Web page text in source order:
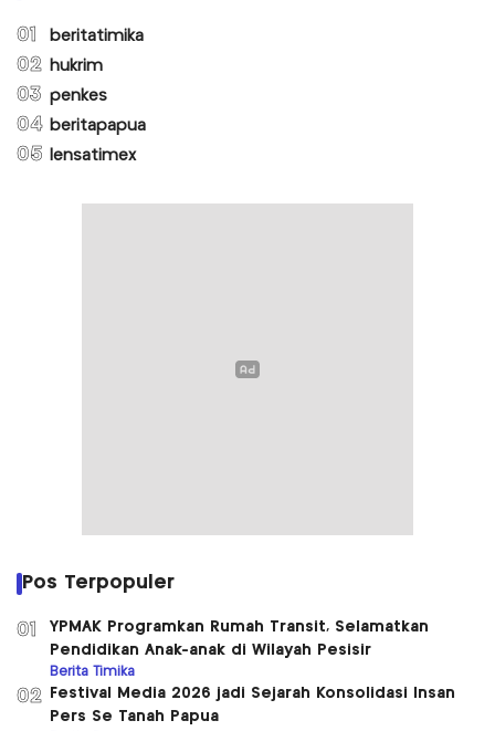
01 beritatimika
02 hukrim
03 penkes
04 beritapapua
05 lensatimex
Pos Terpopuler
01
YPMAK Programkan Rumah Transit, Selamatkan
Pendidikan Anak-anak di Wilayah Pesisir
Berita Timika
02
Festival Media 2026 jadi Sejarah Konsolidasi Insan
Pers Se Tanah Papua